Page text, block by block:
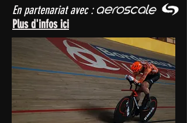
En partenariat avec :
Plus d'infos ici